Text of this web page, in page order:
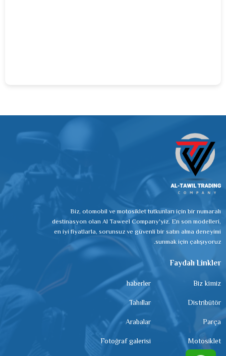
Biz, otomobil ve motosiklet tutkunları için bir numaralı
destinasyon olan Al Taweel Company'yiz. En son modelleri,
en iyi fiyatlarla, sorunsuz ve güvenli bir satın alma deneyimi
sunmak için çalışıyoruz.
Faydalı Linkler
Biz kimiz
haberler
Distribütör
Tahıllar
Parça
Arabalar
Motosiklet
Fotoğraf galerisi